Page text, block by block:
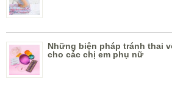
Những biện pháp tránh thai
cho các chị em phụ nữ